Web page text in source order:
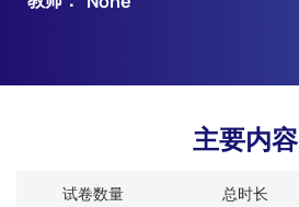
主要内容
试卷数量 总时长